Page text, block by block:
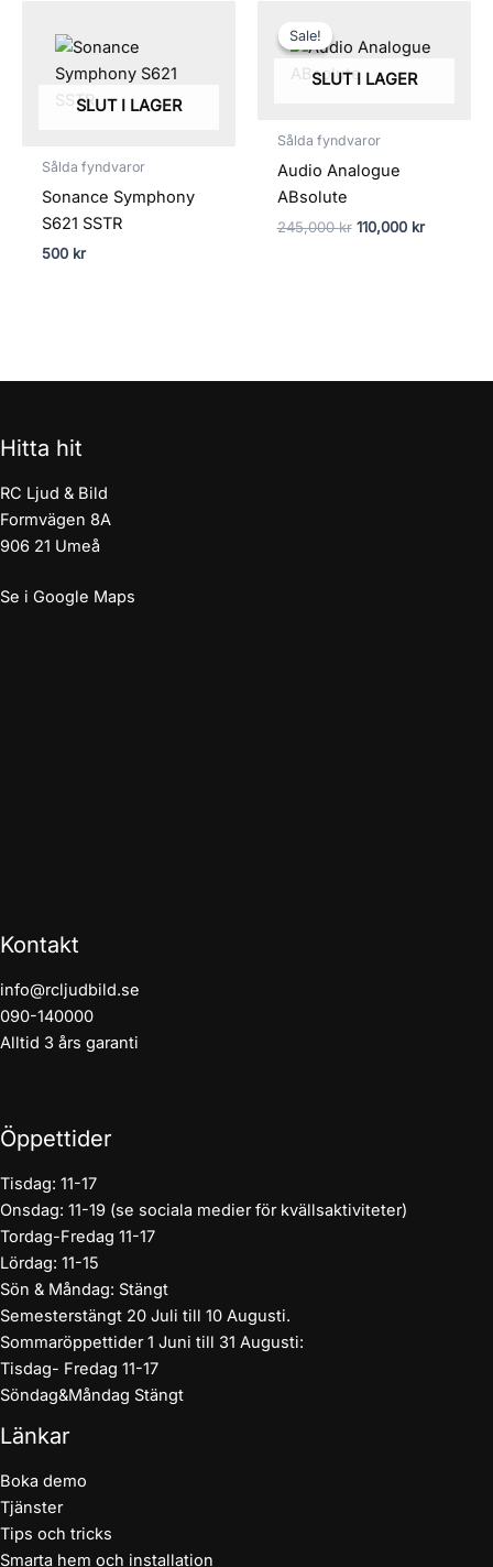
SLUT I LAGER
Sålda fyndvaror
Sonance Symphony
S621 SSTR
500 kr
Sale!
SLUT I LAGER
Sale!
Sålda fyndvaror
Audio Analogue
ABsolute
245,000kr
priset
245,000 kr.
110,000 kr
priset
Hitta hit
RC Ljud & Bild
Formvägen 8A
906 21 Umeå
Se i Google Maps
Kontakt
info@rcljudbild.se
090-140000
Alltid 3 års garanti
Öppettider
Tisdag: 11-17
Onsdag: 11-19 (se sociala medier för kvällsaktiviteter)
Tordag-Fredag 11-17
Lördag: 11-15
Sön & Måndag: Stängt
Semesterstängt 20 Juli till 10 Augusti.
Sommaröppettider 1 Juni till 31 Augusti:
Tisdag- Fredag 11-17
Söndag&Måndag Stängt
Länkar
Boka demo
Tjänster
Tips och tricks
Smarta hem och installation